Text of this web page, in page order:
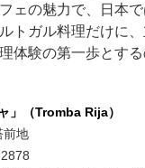
ェの魅力で、日本
トガル料理だけに
体験の第一歩とす
」（Tromba Rija）
前地